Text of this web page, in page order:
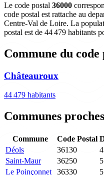
Le code postal 36000
code postal est rattache au
Centre-Val de Loire. La
postal est de 44 479 habitants
Commune du code
Châteauroux
44 479 habitants
Communes proches
Commune Code Postal
Déols
36130
Saint-Maur
36250
Le Poinçonnet
36330